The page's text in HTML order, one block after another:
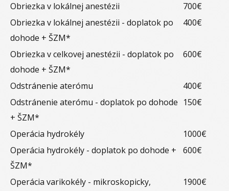
Obriezka v lokálnej anestézii
700€
Obriezka v lokálnej anestézii - doplatok po
dohode + ŠZM*
400€
Obriezka v celkovej anestézii - doplatok po
dohode + ŠZM*
600€
Odstránenie aterómu
400€
Odstránenie aterómu - doplatok po dohode
+ ŠZM*
150€
Operácia hydrokély
1000€
Operácia hydrokély - doplatok po dohode +
ŠZM*
600€
Operácia varikokély - mikroskopicky,
1900€